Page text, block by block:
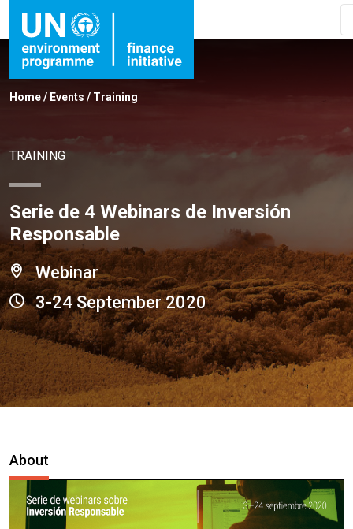
Home/ Events / Training
TRAINING
Serie de 4 Webinars de Inversión
Responsable
Webinar
3-24 September 2020
About